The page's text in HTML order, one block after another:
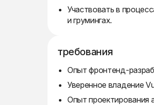
Участвовать в
и грумингах.
требования
Опыт фронтенд-
Уверенное владение
Опыт проектирования